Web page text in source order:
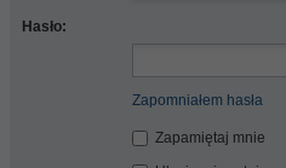
Hasło:
Zapomniałem hasła
Zapamiętaj mnie